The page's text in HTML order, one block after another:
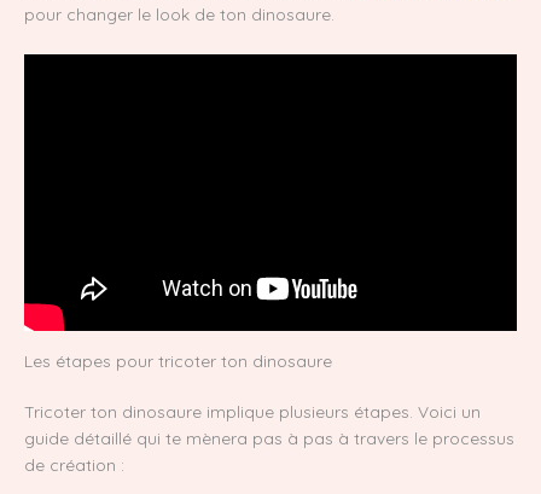
pour changer le look de ton dinosaure.
Les étapes pour tricoter ton dinosaure
Tricoter ton dinosaure implique plusieurs étapes. Voici un
guide détaillé qui te mènera pas à pas à travers le processus
de création :